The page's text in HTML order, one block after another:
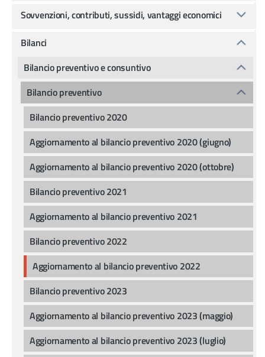
Sovvenzioni, contributi, sussidi, vantaggi economici
Bilanci
Bilancio preventivo e consuntivo
Bilancio preventivo
Bilancio preventivo 2020
Aggiornamento al bilancio preventivo 2020 (giugno)
Aggiornamento al bilancio preventivo 2020 (ottobre)
Bilancio preventivo 2021
Aggiornamento al bilancio preventivo 2021
Bilancio preventivo 2022
Aggiornamento al bilancio preventivo 2022
Bilancio preventivo 2023
Aggiornamento al bilancio preventivo 2023 (maggio)
Aggiornamento al bilancio preventivo 2023 (luglio)